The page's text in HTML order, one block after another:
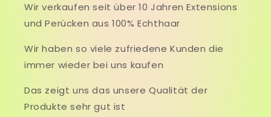
Wir verkaufen seit über 10 Jahren Extensions
und Perücken aus 100% Echthaar
Wir haben so viele zufriedene Kunden die
immer wieder bei uns kaufen
Das zeigt uns das unsere Qualität der
Produkte sehr gut ist